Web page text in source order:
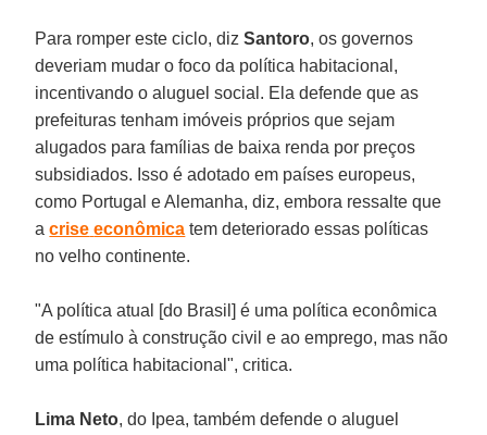
Para romper este ciclo, dizSantoro, os governos
deveriam mudar o foco da política habitacional,
incentivando o aluguel social. Ela defende que as
prefeituras tenham imóveis próprios que sejam
alugados para famílias de baixa renda por preços
subsidiados. Isso é adotado em países europeus,
como Portugal e Alemanha, diz, embora ressalte que
acrise econômica tem deteriorado essas políticas
no velho continente.
"A política atual [do Brasil] é uma política econômica
de estímulo à construção civil e ao emprego, mas não
uma política habitacional", critica.
Lima Neto, do Ipea, também defende o aluguel